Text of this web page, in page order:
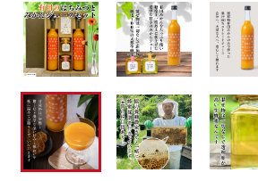
冷凍フルーツ
温室栽培みかんーハウスみかん―
その他の柑橘
みかん(蜜柑)
柑橘詰め合わせ
はっさく(八朔)
しらぬひ(不知火)